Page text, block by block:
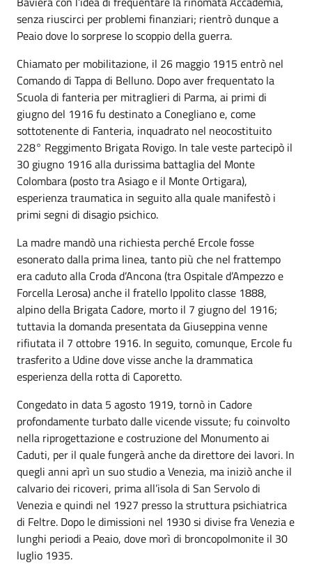
senza riuscirci per problemi finanziari; rientrò dunque a
Peaio dove lo sorprese lo scoppio della guerra.
Chiamato per mobilitazione, il 26 maggio 1915 entrò nel
Comando di Tappa di Belluno. Dopo aver frequentato la
Scuola di fanteria per mitraglieri di Parma, ai primi di
giugno del 1916 fu destinato a Conegliano e, come
sottotenente di Fanteria, inquadrato nel neocostituito
228° Reggimento Brigata Rovigo. In tale veste partecipò il
30 giugno 1916 alla durissima battaglia del Monte
Colombara (posto tra Asiago e il Monte Ortigara),
esperienza traumatica in seguito alla quale manifestò i
primi segni di disagio psichico.
La madre mandò una richiesta perché Ercole fosse
esonerato dalla prima linea, tanto più che nel frattempo
era caduto alla Croda d’Ancona (tra Ospitale d’Ampezzo e
Forcella Lerosa) anche il fratello Ippolito classe 1888,
alpino della Brigata Cadore, morto il 7 giugno del 1916;
tuttavia la domanda presentata da Giuseppina venne
rifiutata il 7 ottobre 1916. In seguito, comunque, Ercole fu
trasferito a Udine dove visse anche la drammatica
esperienza della rotta di Caporetto.
Congedato in data 5 agosto 1919, tornò in Cadore
profondamente turbato dalle vicende vissute; fu coinvolto
nella riprogettazione e costruzione del Monumento ai
Caduti, per il quale fungerà anche da direttore dei lavori. In
quegli anni aprì un suo studio a Venezia, ma iniziò anche il
calvario dei ricoveri, prima all’isola di San Servolo di
Venezia e quindi nel 1927 presso la struttura psichiatrica
di Feltre. Dopo le dimissioni nel 1930 si divise fra Venezia e
lunghi periodi a Peaio, dove morì di broncopolmonite il 30
luglio 1935.